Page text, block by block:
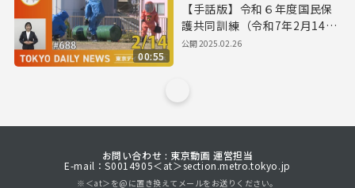
00:55
【手話版】令和６年度国民保
護共同訓練（令和7年2月14日
東京デイリーニュース
公開2025.02.26
お問い合わせ : 東京動画 運営担当
E-mail：S0014905＜at＞section.metro.tokyo.jp
※＜at＞を@に置き換えてメールをお送りください。